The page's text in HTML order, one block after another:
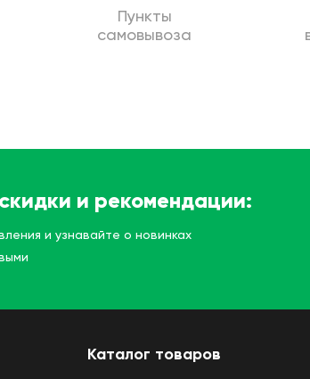
Пункты
самовывоза
и рекомендации:
и узнавайте о новинках
Каталог товаров